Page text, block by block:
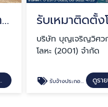
รับติดตั้งโครงสร้างหลังคาด่านเก็บเงิน
อียด
บริษัท บุญเจริญวิศว
โลหะ (2001) จำกัด
รับจ้างประกอบเชื่อมชิ้นเหล็ก OEM